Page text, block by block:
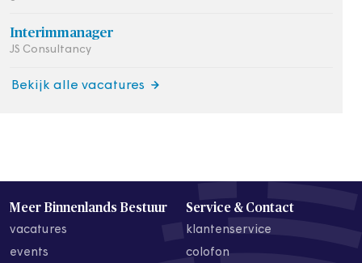
Interimmanager
JS Consultancy
Bekijk alle vacatures
Meer Binnenlands Bestuur
vacatures
events
Service & Contact
klantenservice
colofon